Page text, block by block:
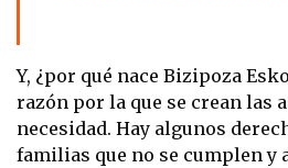
Y, ¿por qué nace Bizipoza
razón por la que se crean las
necesidad. Hay algunos
familias que no se cumplen y